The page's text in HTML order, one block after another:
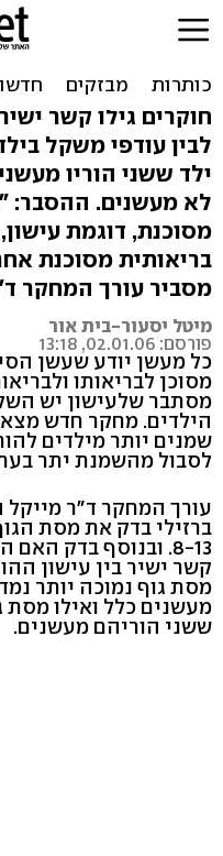
מחקר
מעשנים יש
חוקרים גילו קשר
לבין עודפי משקל
לא מעשנים. ההסבר:
מסוכנת, דוגמת
בריאותית מסוכנת
מסביר עורך המחקר
מיטל יסעור-בית אור
פורסם: 02.01.06, 13:18
כל מעשן יודע שעשן
מסוכן לבריאותו
מסתבר שלעישון יש
הילדים. מחקר חדש
שמנים יותר מילדים
לסבול מהשמנת יתר
עורך המחקר ד"ר
8-13. ובנוסף בדק
קשר ישיר בין עישון
מסת גוף נמוכה יותר
מעשנים כלל ואילו מסת
ששני הוריהם מעשנים.